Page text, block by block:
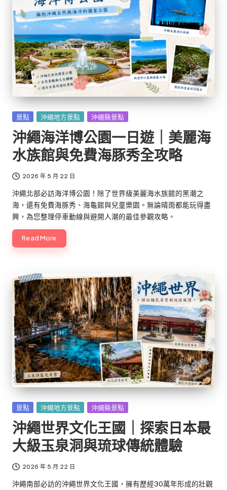
Posted
景點 沖繩地方景點 沖繩縣景點
沖繩海洋博公園一日遊｜美麗海
水族館與免費海豚秀全攻略
2026 年 5 月 22 日
沖繩北部必訪海洋博公園！除了世界級美麗海水族館的黑潮之
海，還有免費海豚秀、海龜館與兒童樂園。無論晴雨都能玩得盡
興，為您整理停車動線與避開人潮的最佳參觀攻略。
Read More
Posted
景點 沖繩地方景點 沖繩縣景點
沖繩世界文化王國｜探索日本最
大級玉泉洞與琉球傳統體驗
2026 年 5 月 22 日
沖繩南部必訪的沖繩世界文化王國，擁有歷經30萬年形成的壯觀